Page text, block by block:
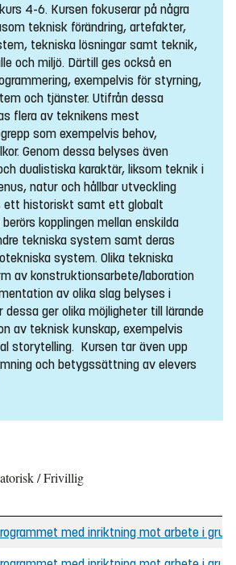
4-6. Kursen fokuserar på några
teknisk förändring, artefakter,
tekniska lösningar samt teknik,
och miljö. Därtill ges också en
exempelvis för styrning,
och tjänster. Utifrån dessa
flera av teknikens mest
som exempelvis behov,
Genom dessa belyses även
dualistiska karaktär, liksom teknik i
natur och hållbar utveckling
ett historiskt samt ett globalt
kopplingen mellan enskilda
tekniska system samt deras
system. Olika tekniska
av konstruktionsarbete/laboration
av olika slag belyses i
dessa ger olika möjligheter till lärande
av teknisk kunskap, exempelvis
storytelling. Kursen tar även upp
och betygssättning av elevers
/ Frivillig
med inriktning mot arbete i